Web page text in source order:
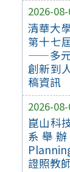
2026-
清華大
第十七
——多元
創新到
稿資訊
2026-
崑山科
系舉辦
證照教